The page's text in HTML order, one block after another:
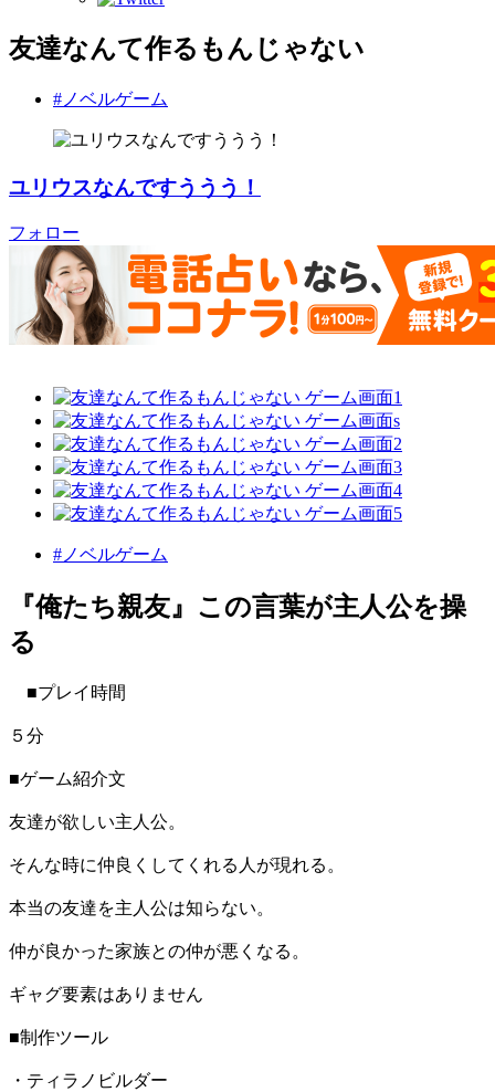
友達なんて作るもんじゃない
#ノベルゲーム
ユリウスなんですううう！
フォロー
#ノベルゲーム
『俺たち親友』この言葉が主人公を操
る
■プレイ時間
５分
■ゲーム紹介文
友達が欲しい主人公。
そんな時に仲良くしてくれる人が現れる。
本当の友達を主人公は知らない。
仲が良かった家族との仲が悪くなる。
ギャグ要素はありません
■制作ツール
・ティラノビルダー